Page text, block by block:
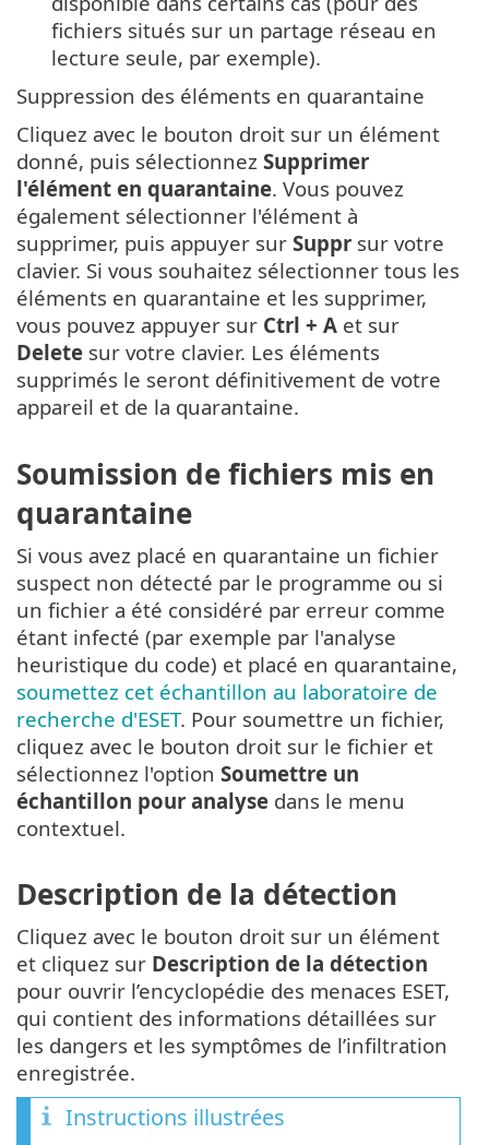
fichiers situés sur un partage réseau en
lecture seule, par exemple).
Suppression des éléments en quarantaine
Cliquez avec le bouton droit sur un élément
donné, puis sélectionnez Supprimer
l'élément en quarantaine. Vous pouvez
également sélectionner l'élément à
supprimer, puis appuyer sur Suppr sur votre
clavier. Si vous souhaitez sélectionner tous les
éléments en quarantaine et les supprimer,
vous pouvez appuyer sur Ctrl + A et sur
Delete sur votre clavier. Les éléments
supprimés le seront définitivement de votre
appareil et de la quarantaine.
Soumission de fichiers mis en
quarantaine
Si vous avez placé en quarantaine un fichier
suspect non détecté par le programme ou si
un fichier a été considéré par erreur comme
étant infecté (par exemple par l'analyse
heuristique du code) et placé en quarantaine,
soumettez cet échantillon au laboratoire de
recherche d'ESET. Pour soumettre un fichier,
cliquez avec le bouton droit sur le fichier et
sélectionnez l'option Soumettre un
échantillon pour analyse dans le menu
contextuel.
Description de la détection
Cliquez avec le bouton droit sur un élément
et cliquez sur Description de la détection
pour ouvrir l’encyclopédie des menaces ESET,
qui contient des informations détaillées sur
les dangers et les symptômes de l’infiltration
enregistrée.
Instructions illustrées